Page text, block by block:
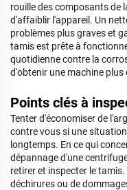
rouille des composants de
d'affaiblir l'appareil. Un
problèmes plus graves et
tamis est prête à
quotidienne contre la
d'obtenir une machine plus
Points clés à
Tenter d'économiser de
contre vous si une
longtemps. En ce qui
dépannage d'une
retirer et inspecter le
déchirures ou de